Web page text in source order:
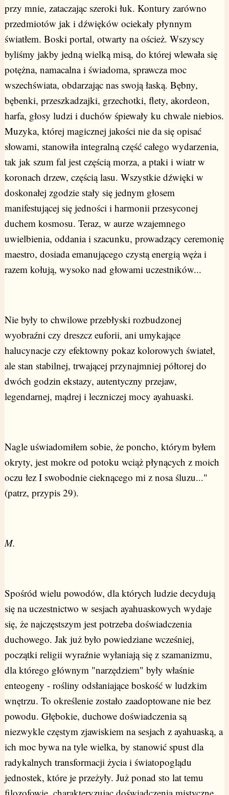
przy mnie, zataczając szeroki łuk. Kontury zarówno
przedmiotów jak i dźwięków ociekały płynnym
światłem. Boski portal, otwarty na oścież. Wszyscy
byliśmy jakby jedną wielką misą, do której wlewała się
potężna, namacalna i świadoma, sprawcza moc
wszechświata, obdarzając nas swoją łaską. Bębny,
bębenki, przeszkadzajki, grzechotki, flety, akordeon,
harfa, głosy ludzi i duchów śpiewały ku chwale niebios.
Muzyka, której magicznej jakości nie da się opisać
słowami, stanowiła integralną część całego wydarzenia,
tak jak szum fal jest częścią morza, a ptaki i wiatr w
koronach drzew, częścią lasu. Wszystkie dźwięki w
doskonałej zgodzie stały się jednym głosem
manifestującej się jedności i harmonii przesyconej
duchem kosmosu. Teraz, w aurze wzajemnego
uwielbienia, oddania i szacunku, prowadzący ceremonię
maestro, dosiada emanującego czystą energią węża i
razem kołują, wysoko nad głowami uczestników...
Nie były to chwilowe przebłyski rozbudzonej
wyobraźni czy dreszcz euforii, ani umykające
halucynacje czy efektowny pokaz kolorowych świateł,
ale stan stabilnej, trwającej przynajmniej półtorej do
dwóch godzin ekstazy, autentyczny przejaw,
legendarnej, mądrej i leczniczej mocy ayahuaski.
Nagle uświadomiłem sobie, że poncho, którym byłem
okryty, jest mokre od potoku wciąż płynących z moich
oczu łez I swobodnie cieknącego mi z nosa śluzu..."
(patrz, przypis 29).
M.
Spośród wielu powodów, dla których ludzie decydują
się na uczestnictwo w sesjach ayahuaskowych wydaje
się, że najczęstszym jest potrzeba doświadczenia
duchowego. Jak już było powiedziane wcześniej,
początki religii wyraźnie wyłaniają się z szamanizmu,
dla którego głównym "narzędziem" były właśnie
enteogeny - rośliny odsłaniające boskość w ludzkim
wnętrzu. To określenie zostało zaadoptowane nie bez
powodu. Głębokie, duchowe doświadczenia są
niezwykle częstym zjawiskiem na sesjach z ayahuaską, a
ich moc bywa na tyle wielka, by stanowić spust dla
radykalnych transformacji życia i światopoglądu
jednostek, które je przeżyły. Już ponad sto lat temu